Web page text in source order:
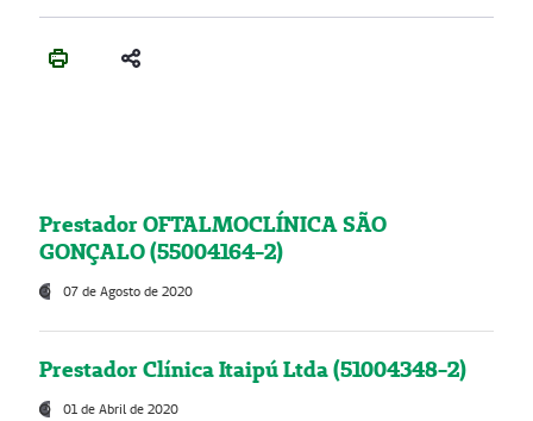
Prestador OFTALMOCLÍNICA SÃO
GONÇALO (55004164-2)
07 de Agosto de 2020
Prestador Clínica Itaipú Ltda (51004348-2)
01 de Abril de 2020